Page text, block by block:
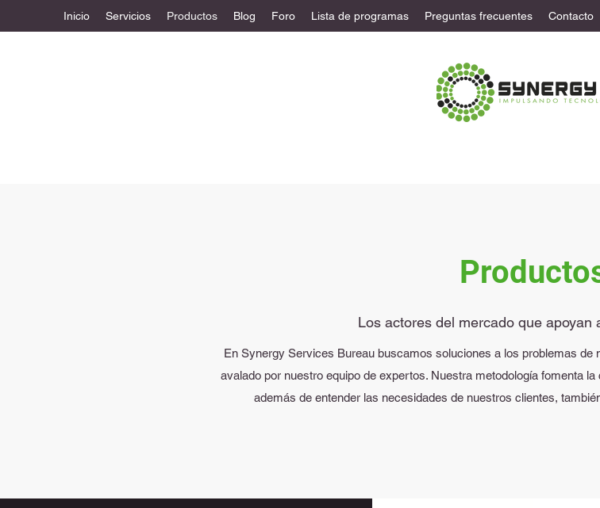
Inicio Servicios Productos Blog Foro Lista de programas Preguntas frecuentes Contacto
Los actores del mercado que apoyan
En Synergy Services Bureau buscamos soluciones a los problemas de
avalado por nuestro equipo de expertos. Nuestra metodología fomenta
además de entender las necesidades de nuestros clientes,